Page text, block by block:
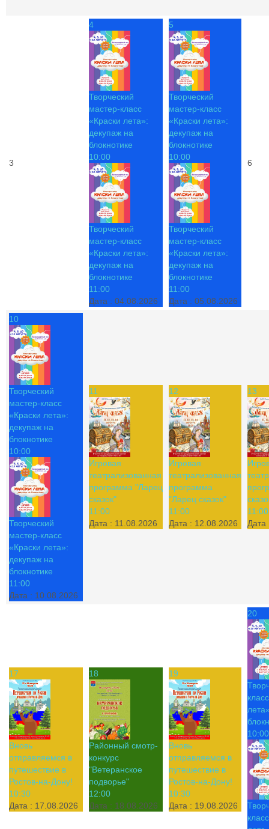
3
4
Творческий
мастер-класс
«Краски лета»:
декупаж на
блокнотике
10:00
Творческий
мастер-класс
«Краски лета»:
декупаж на
блокнотике
11:00
Дата : 04.08.2026
5
Творческий
мастер-класс
«Краски лета»:
декупаж на
блокнотике
10:00
Творческий
мастер-класс
«Краски лета»:
декупаж на
блокнотике
11:00
Дата : 05.08.2026
6
10
Творческий
мастер-класс
«Краски лета»:
декупаж на
блокнотике
10:00
Творческий
мастер-класс
«Краски лета»:
декупаж на
блокнотике
11:00
Дата : 10.08.2026
11
Игровая
театрализованная
программа "Ларец
сказок"
11:00
Дата : 11.08.2026
12
Игровая
театрализованная
программа
"Ларец сказок"
11:00
Дата : 12.08.2026
13
11:00
17
Вновь
отправляемся в
путешествие в
Ростов-на-Дону!
10:30
Дата : 17.08.2026
18
Районный смотр-
конкурс
"Ветеранское
подворье"
12:00
Дата : 18.08.2026
19
Вновь
отправляемся в
путешествие в
Ростов-на-Дону!
10:30
Дата : 19.08.2026
20
10:00